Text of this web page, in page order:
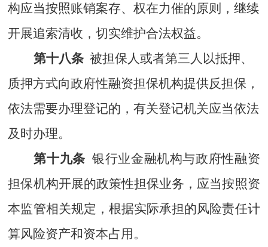
构应当按照账销案存、权在力催的原则，继续
开展追索清收，切实维护合法权益。
第十八条 被担保人或者第三人以抵押、
质押方式向政府性融资担保机构提供反担保，
依法需要办理登记的，有关登记机关应当依法
及时办理。
第十九条 银行业金融机构与政府性融资
担保机构开展的政策性担保业务，应当按照资
本监管相关规定，根据实际承担的风险责任计
算风险资产和资本占用。